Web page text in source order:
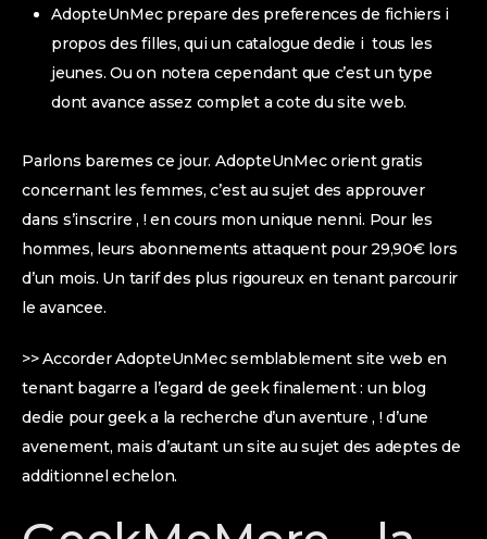
AdopteUnMec prepare des preferences de fichiers i
propos des filles, qui un catalogue dedie i tous les
jeunes. Ou on notera cependant que c’est un type
dont avance assez complet a cote du site web.
Parlons baremes ce jour. AdopteUnMec orient gratis
concernant les femmes, c’est au sujet des approuver
dans s’inscrire , ! en cours mon unique nenni. Pour les
hommes, leurs abonnements attaquent pour 29,90€ lors
d’un mois. Un tarif des plus rigoureux en tenant parcourir
le avancee.
>> Accorder AdopteUnMec semblablement site web en
tenant bagarre a l’egard de geek finalement : un blog
dedie pour geek a la recherche d’un aventure , ! d’une
avenement, mais d’autant un site au sujet des adeptes de
additionnel echelon.